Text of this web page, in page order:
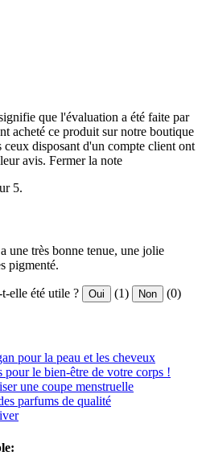
que l'évaluation a été faite par
acheté ce produit sur notre boutique
disposant d'un compte client ont
avis. Fermer la note
5.
une très bonne tenue, une jolie
pigmenté.
elle été utile ? Oui (1) Non (0)
pour la peau et les cheveux
pour le bien-être de votre corps !
une coupe menstruelle
parfums de qualité